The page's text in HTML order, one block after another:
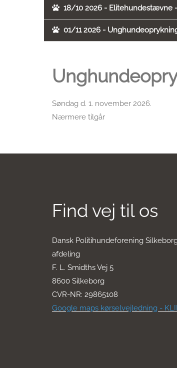
18/10 2026 - Elitehundestævne
01/11 2026 -
Søndag d. 1. november 2026.
Nærmere tilgår
Find vej til os
Dansk Politihundeforening
afdeling
F. L. Smidths Vej 5
8600 Silkeborg
CVR-NR: 29865108
Google maps kørselvejledning -